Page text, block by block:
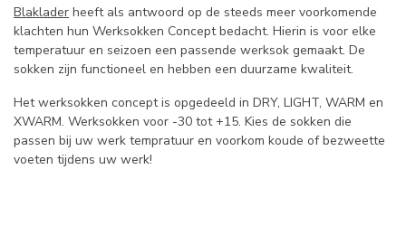
Blaklader heeft als antwoord op de steeds meer voorkomende
klachten hun Werksokken Concept bedacht. Hierin is voor elke
temperatuur en seizoen een passende werksok gemaakt. De
sokken zijn functioneel en hebben een duurzame kwaliteit.
Het werksokken concept is opgedeeld in DRY, LIGHT, WARM en
XWARM. Werksokken voor -30 tot +15. Kies de sokken die
passen bij uw werk tempratuur en voorkom koude of bezweette
voeten tijdens uw werk!